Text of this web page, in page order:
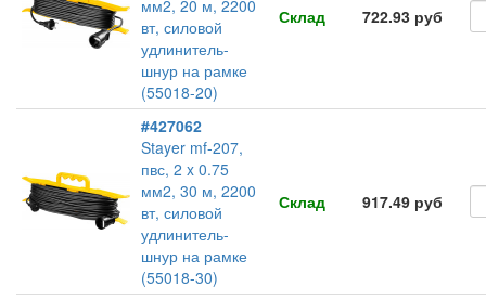
мм2, 20 м, 2200
вт, силовой
удлинитель-
шнур на рамке
(55018-20)
Склад 722.93 руб
#427062
Stayer mf-207,
пвс, 2 x 0.75
мм2, 30 м, 2200
вт, силовой
удлинитель-
шнур на рамке
(55018-30)
Склад 917.49 руб